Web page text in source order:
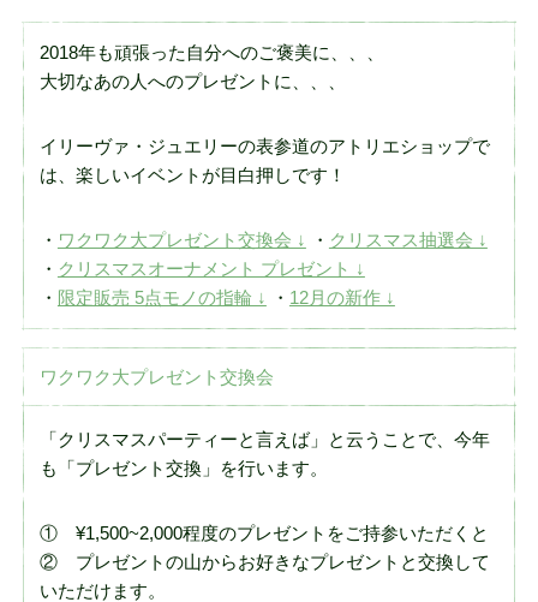
2018年も頑張った自分へのご褒美に、、、
大切なあの人へのプレゼントに、、、
イリーヴァ・ジュエリーの表参道のアトリエショップで
は、楽しいイベントが目白押しです！
ワクワク大プレゼント交換会 ↓
クリスマス抽選会 ↓
クリスマスオーナメント プレゼント ↓
限定販売 5点モノの指輪 ↓
12月の新作 ↓
ワクワク大プレゼント交換会
「クリスマスパーティーと言えば」と云うことで、今年
も「プレゼント交換」を行います。
① ¥1,500~2,000程度のプレゼントをご持参いただくと
② プレゼントの山からお好きなプレゼントと交換して
いただけます。